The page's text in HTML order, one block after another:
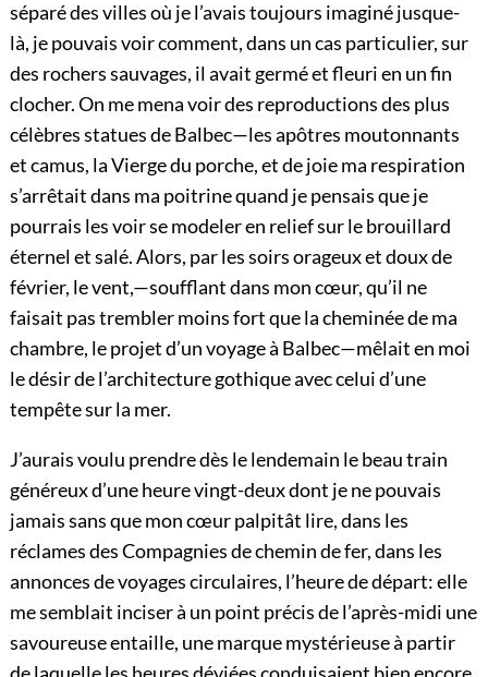
séparé des villes où je l’avais toujours imaginé jusque-
là, je pouvais voir comment, dans un cas particulier, sur
des rochers sauvages, il avait germé et fleuri en un fin
clocher. On me mena voir des reproductions des plus
célèbres statues de Balbec—les apôtres moutonnants
et camus, la Vierge du porche, et de joie ma respiration
s’arrêtait dans ma poitrine quand je pensais que je
pourrais les voir se modeler en relief sur le brouillard
éternel et salé. Alors, par les soirs orageux et doux de
février, le vent,—soufflant dans mon cœur, qu’il ne
faisait pas trembler moins fort que la cheminée de ma
chambre, le projet d’un voyage à Balbec—mêlait en moi
le désir de l’architecture gothique avec celui d’une
tempête sur la mer.
J’aurais voulu prendre dès le lendemain le beau train
généreux d’une heure vingt-deux dont je ne pouvais
jamais sans que mon cœur palpitât lire, dans les
réclames des Compagnies de chemin de fer, dans les
annonces de voyages circulaires, l’heure de départ: elle
me semblait inciser à un point précis de l’après-midi une
savoureuse entaille, une marque mystérieuse à partir